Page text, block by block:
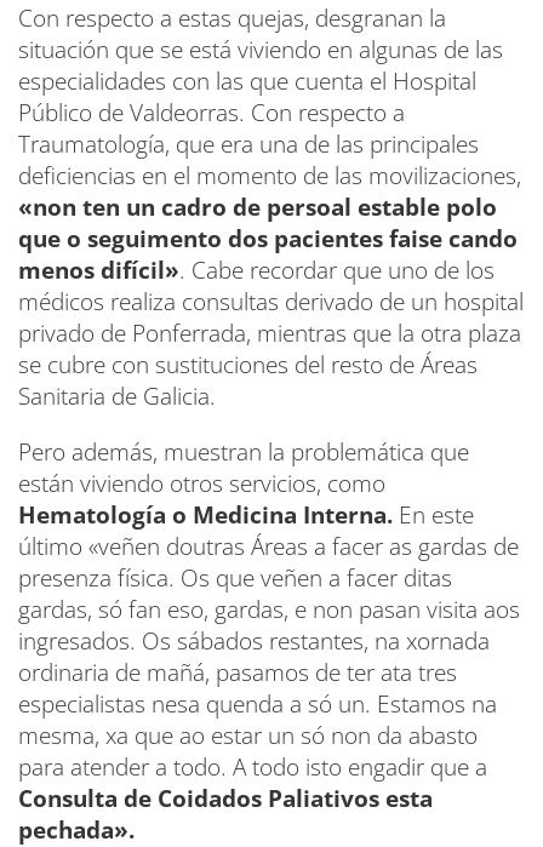
Con respecto a estas quejas, desgranan la
situación que se está viviendo en algunas de las
especialidades con las que cuenta el Hospital
Público de Valdeorras. Con respecto a
Traumatología, que era una de las principales
deficiencias en el momento de las movilizaciones,
«non ten un cadro de persoal estable polo
que o seguimento dos pacientes faise cando
menos difícil». Cabe recordar que uno de los
médicos realiza consultas derivado de un hospital
privado de Ponferrada, mientras que la otra plaza
se cubre con sustituciones del resto de Áreas
Sanitaria de Galicia.
Pero además, muestran la problemática que
están viviendo otros servicios, como
Hematología o Medicina Interna. En este
último «veñen doutras Áreas a facer as gardas de
presenza física. Os que veñen a facer ditas
gardas, só fan eso, gardas, e non pasan visita aos
ingresados. Os sábados restantes, na xornada
ordinaria de mañá, pasamos de ter ata tres
especialistas nesa quenda a só un. Estamos na
mesma, xa que ao estar un só non da abasto
para atender a todo. A todo isto engadir que a
Consulta de Coidados Paliativos esta
pechada».